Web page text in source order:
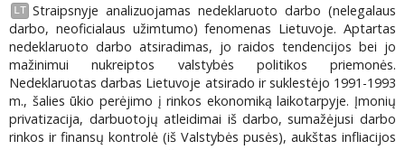
LT Straipsnyje analizuojamas nedeklaruoto darbo (nelegalaus
darbo, neoficialaus užimtumo) fenomenas Lietuvoje. Aptartas
nedeklaruoto darbo atsiradimas, jo raidos tendencijos bei jo
mažinimui nukreiptos valstybės politikos priemonės.
Nedeklaruotas darbas Lietuvoje atsirado ir suklestėjo 1991-1993
m., šalies ūkio perėjimo į rinkos ekonomiką laikotarpyje. Įmonių
privatizacija, darbuotojų atleidimai iš darbo, sumažėjusi darbo
rinkos ir finansų kontrolė (iš Valstybės pusės), aukštas infliacijos